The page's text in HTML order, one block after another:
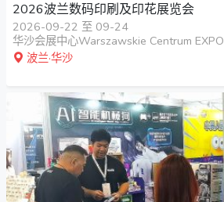
2026波兰数码印刷及印花展览会
2026-09-22 至 09-24
华沙会展中心Warszawskie Centrum EXPO
波兰·华沙